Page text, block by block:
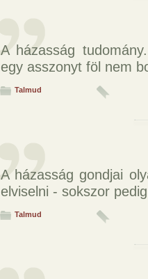
A házasság
egy asszonyt föl nem
Talmud
A házasság gondjai
elviselni - sokszor
Talmud